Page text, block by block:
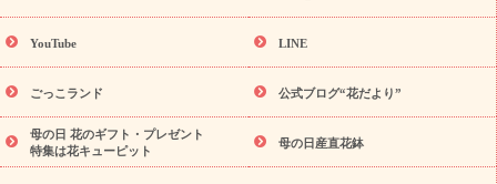
(トルコキキョウ)
9月の誕生花(リンドウ)
ら探す
お祝いの花特集 当日配達特急便 お祝い商品一覧
念日
結婚祝い 出産祝い 退院祝い・快気祝い
寿祝い
プチギフト ペットのお祝いフラワー
YouTube LINE
ごっこランド 公式ブログ“花だより”
母の日 花のギフト・プレゼント
特集は花キューピット
母の日産直花鉢